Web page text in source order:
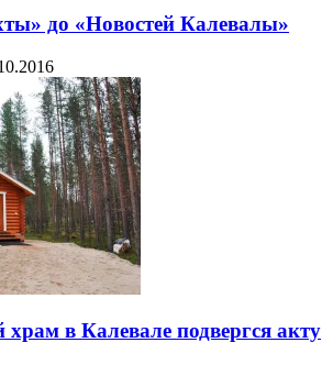
до «Новостей Калевалы»
в Калевале подвергся акту